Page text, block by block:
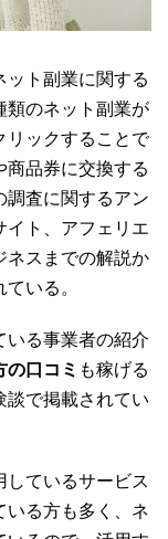
ット副業に関する
類のネット副業が
リックすることで
商品券に交換する
調査に関するアン
イト、アフェリエ
ネスまでの解説か
いる。
いる事業者の紹介
口コミ も稼げる
談で掲載されてい
しているサービス
いる方も多く、ネ